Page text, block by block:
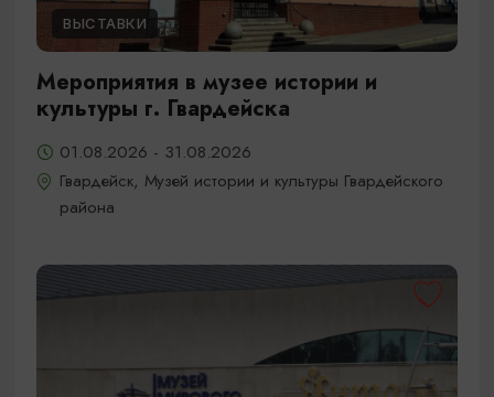
ВЫСТАВКИ
Мероприятия в музее истории и
культуры г. Гвардейска
01.08.2026 - 31.08.2026
Гвардейск, Музей истории и культуры Гвардейского
района